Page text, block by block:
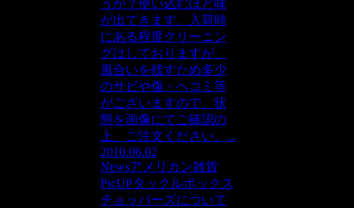
うか？使い込むほど味
が出てきます。入荷時
にある程度クリーニン
グはしておりますが、
風合いを残すため多少
のサビや傷・ヘコミ等
がございますので、状
態を画像にてご確認の
上、ご注文ください。...
2010.06.02
Newsアメリカン雑貨
PicUPタックルボックス
チョッパーズについて